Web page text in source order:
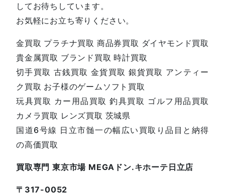
してお待ちしています。
お気軽にお立ち寄りください。
金買取 プラチナ買取 商品券買取 ダイヤモンド買取
貴金属買取 ブランド買取 時計買取
切手買取 古銭買取 金貨買取 銀貨買取 アンティー
ク買取 お子様のゲームソフト買取
玩具買取 カー用品買取 釣具買取 ゴルフ用品買取
カメラ買取 レンズ買取 茨城県
国道6号線 日立市髄一の幅広い買取り品目と納得
の高価買取
買取専門 東京市場 MEGAドン.キホーテ日立店
〒317-0052